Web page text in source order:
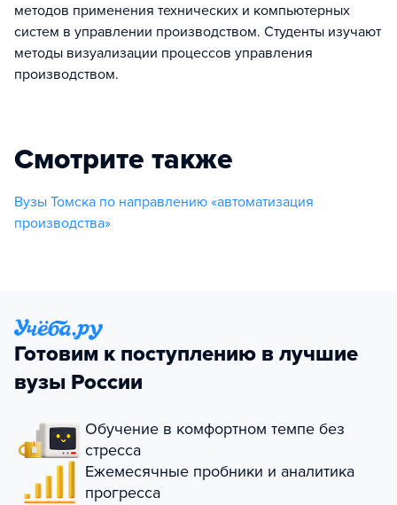
методов применения технических и компьютерных
систем в управлении производством. Студенты изучают
методы визуализации процессов управления
производством.
Смотрите также
Вузы Томска по направлению «автоматизация
производства»
Готовим к поступлению в лучшие
вузы России
Обучение в комфортном темпе без
стресса
Ежемесячные пробники и аналитика
прогресса